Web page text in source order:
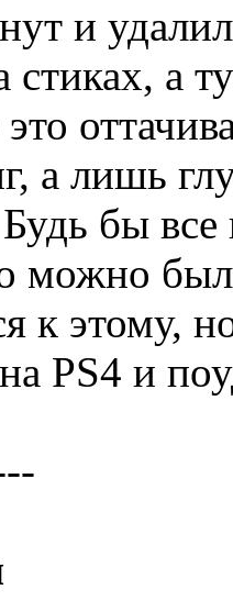
и
стиках, а
а лишь
бы
можно
к этому,
PS4 и